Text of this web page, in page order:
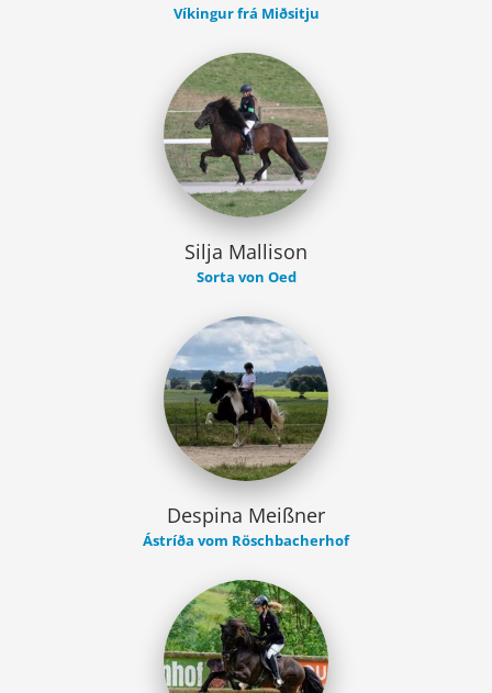
Víkingur frá Miðsitju
Silja Mallison
Sorta von Oed
Despina Meißner
Ástríða vom Röschbacherhof